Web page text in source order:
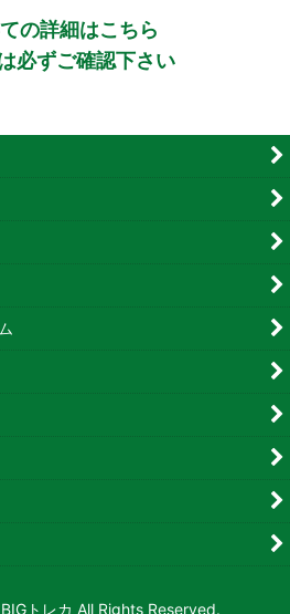
の詳細はこちら
必ずご確認下さい
トレカ All Rights Reserved.